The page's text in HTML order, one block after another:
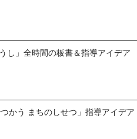
し」全時間の板書＆指導アイデア
かう まちのしせつ」指導アイデア